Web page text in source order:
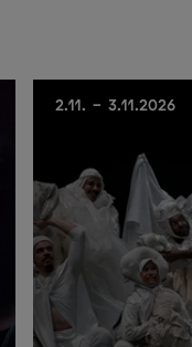
2.11. - 3.11.2026